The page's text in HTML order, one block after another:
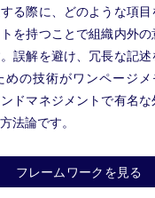
る際に、どのような項
を持つことで組織内外の
誤解を避け、冗長な記
めの技術がワンページ
ドマネジメントで有名な
法論です。
フレームワークを見る